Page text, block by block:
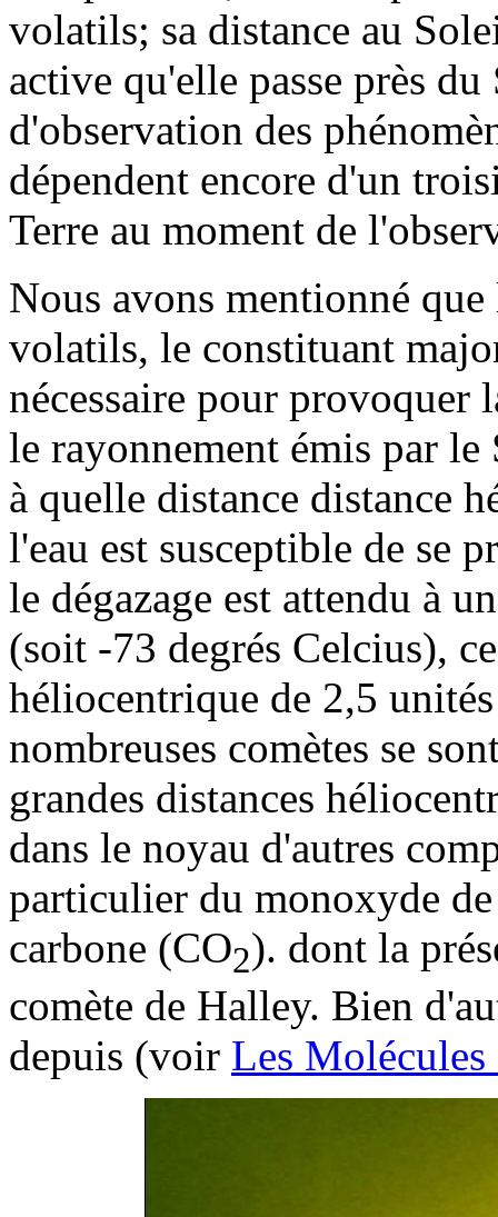
volatils; sa distance au
active qu'elle passe près
d'observation des
dépendent encore d'un
Terre au moment de
Nous avons mentionné
volatils, le constituant
nécessaire pour provoquer
le rayonnement émis par
à quelle distance distance
l'eau est susceptible de se
le dégazage est attendu à
(soit -73 degrés Celcius),
héliocentrique de 2,5
nombreuses comètes se
grandes distances
dans le noyau d'autres
particulier du monoxyde
carbone (CO2). dont la
comète de Halley. Bien
depuis (voir Les Molécules